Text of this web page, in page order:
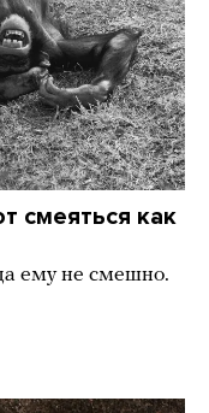
смеяться как
ему не смешно.